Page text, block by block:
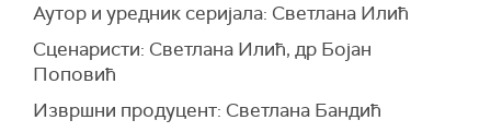
Аутор и уредник серијала: Светлана Илић
Сценаристи: Светлана Илић, др Бојан
Поповић
Извршни продуцент: Светлана Бандић